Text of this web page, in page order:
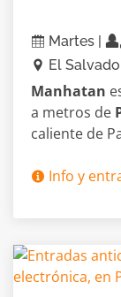
Martes |
El
Manhatan
a metros de
caliente de
Info y